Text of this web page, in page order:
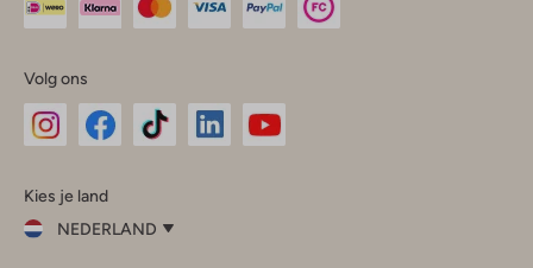
Volg ons
InstagramFacebook
Kies je land
NEDERLAND